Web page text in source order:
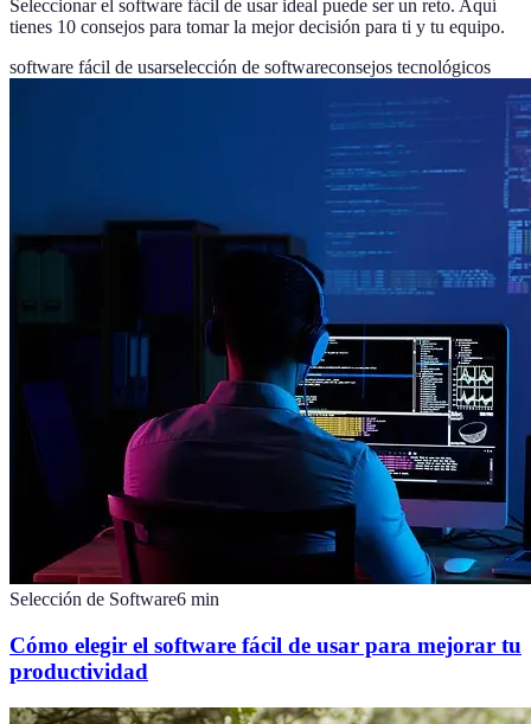
Seleccionar el software fácil de usar ideal puede ser un reto. Aquí
tienes 10 consejos para tomar la mejor decisión para ti y tu equipo.
software fácil de usarselección de softwareconsejos tecnológicos
Selección de Software6 min
Cómo elegir el software fácil de usar para mejorar tu
productividad